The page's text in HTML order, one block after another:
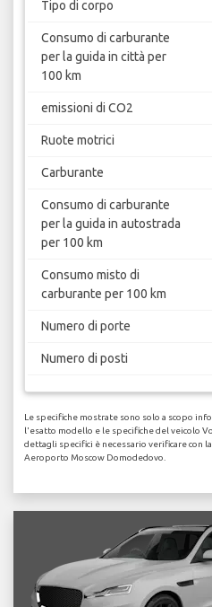
Tipo di corpo
Consumo di carburante
per la guida in città per
100 km
emissioni di CO2
Ruote motrici
Carburante
Consumo di carburante
per la guida in autostrada
per 100 km
Consumo misto di
carburante per 100 km
Numero di porte
Numero di posti
Le specifiche mostrate sono solo a scopo
l'esatto modello e le specifiche del veicolo
dettagli specifici è necessario verificare con
Aeroporto Moscow Domodedovo.